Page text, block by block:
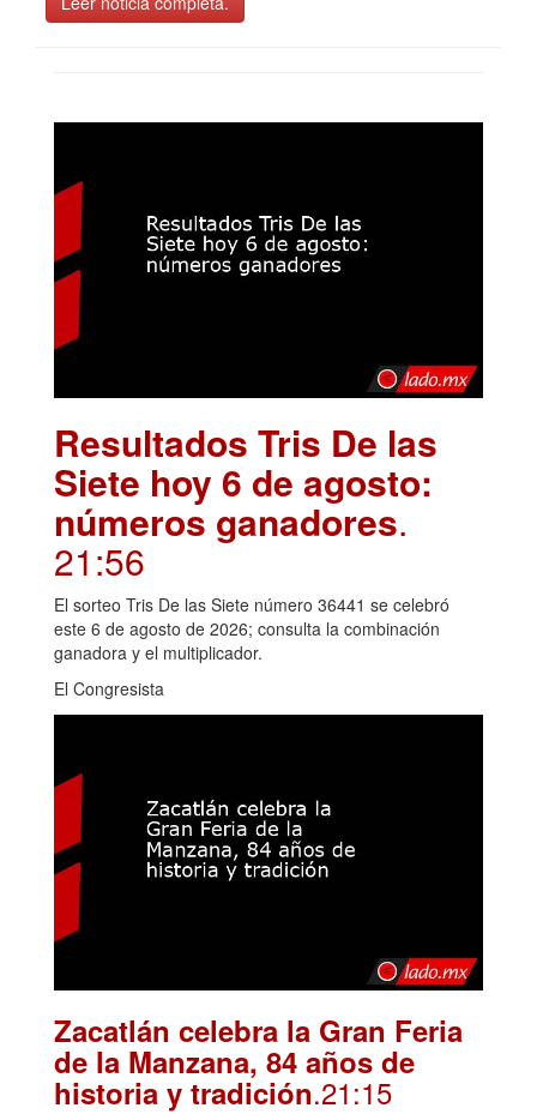
Resultados Tris De las
Siete hoy 6 de agosto:
números ganadores.
21:56
El sorteo Tris De las Siete número 36441 se celebró
este 6 de agosto de 2026; consulta la combinación
ganadora y el multiplicador.
El Congresista
Zacatlán celebra la Gran Feria
de la Manzana, 84 años de
historia y tradición.21:15